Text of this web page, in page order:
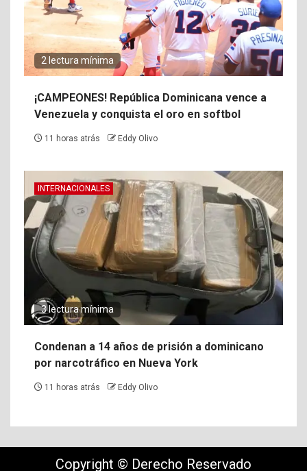
2 lectura mínima
¡CAMPEONES! República Dominicana vence a
Venezuela y conquista el oro en softbol
11 horas atrás Eddy Olivo
INTERNACIONALES
3 lectura mínima
Condenan a 14 años de prisión a dominicano
por narcotráfico en Nueva York
11 horas atrás Eddy Olivo
Copyright © Derecho Reservado